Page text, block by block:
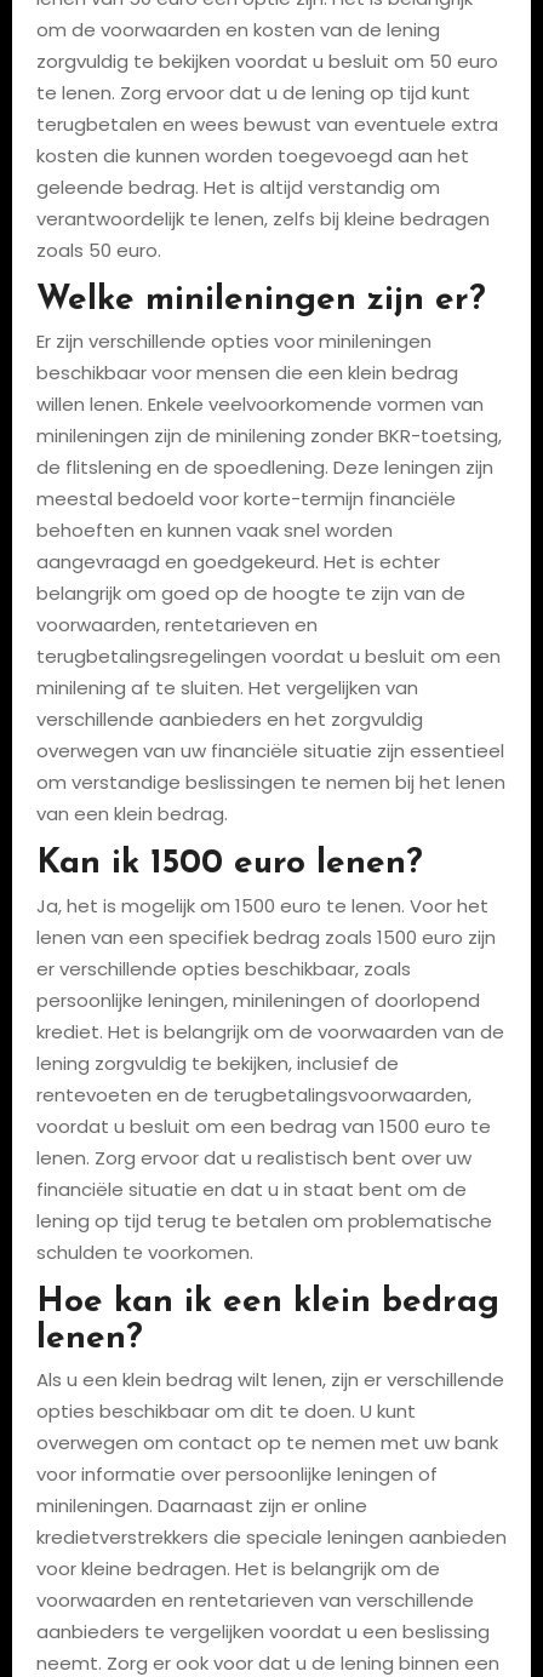
om de voorwaarden en kosten van de lening
zorgvuldig te bekijken voordat u besluit om 50 euro
te lenen. Zorg ervoor dat u de lening op tijd kunt
terugbetalen en wees bewust van eventuele extra
kosten die kunnen worden toegevoegd aan het
geleende bedrag. Het is altijd verstandig om
verantwoordelijk te lenen, zelfs bij kleine bedragen
zoals 50 euro.
Welke minileningen zijn er?
Er zijn verschillende opties voor minileningen
beschikbaar voor mensen die een klein bedrag
willen lenen. Enkele veelvoorkomende vormen van
minileningen zijn de minilening zonder BKR-toetsing,
de flitslening en de spoedlening. Deze leningen zijn
meestal bedoeld voor korte-termijn financiële
behoeften en kunnen vaak snel worden
aangevraagd en goedgekeurd. Het is echter
belangrijk om goed op de hoogte te zijn van de
voorwaarden, rentetarieven en
terugbetalingsregelingen voordat u besluit om een
minilening af te sluiten. Het vergelijken van
verschillende aanbieders en het zorgvuldig
overwegen van uw financiële situatie zijn essentieel
om verstandige beslissingen te nemen bij het lenen
van een klein bedrag.
Kan ik 1500 euro lenen?
Ja, het is mogelijk om 1500 euro te lenen. Voor het
lenen van een specifiek bedrag zoals 1500 euro zijn
er verschillende opties beschikbaar, zoals
persoonlijke leningen, minileningen of doorlopend
krediet. Het is belangrijk om de voorwaarden van de
lening zorgvuldig te bekijken, inclusief de
rentevoeten en de terugbetalingsvoorwaarden,
voordat u besluit om een bedrag van 1500 euro te
lenen. Zorg ervoor dat u realistisch bent over uw
financiële situatie en dat u in staat bent om de
lening op tijd terug te betalen om problematische
schulden te voorkomen.
Hoe kan ik een klein bedrag
lenen?
Als u een klein bedrag wilt lenen, zijn er verschillende
opties beschikbaar om dit te doen. U kunt
overwegen om contact op te nemen met uw bank
voor informatie over persoonlijke leningen of
minileningen. Daarnaast zijn er online
kredietverstrekkers die speciale leningen aanbieden
voor kleine bedragen. Het is belangrijk om de
voorwaarden en rentetarieven van verschillende
aanbieders te vergelijken voordat u een beslissing
neemt. Zorg er ook voor dat u de lening binnen een